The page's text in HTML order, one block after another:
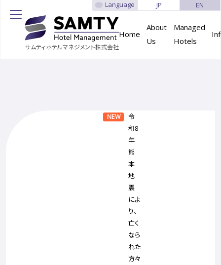
サムティホテルマネジメント株式会社
Home
About
Us
Managed
Hotels
Language JP EN
NEW
令
和8
年
熊
本
地
震
によ
り、
亡く
なら
れた
方々